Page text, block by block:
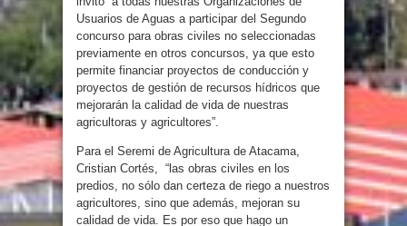
Usuarios de Aguas a participar del Segundo
concurso para obras civiles no seleccionadas
previamente en otros concursos, ya que esto
permite financiar proyectos de conducción y
proyectos de gestión de recursos hídricos que
mejorarán la calidad de vida de nuestras
agricultoras y agricultores”.
Para el Seremi de Agricultura de Atacama,
Cristian Cortés, “las obras civiles en los
predios, no sólo dan certeza de riego a nuestros
agricultores, sino que además, mejoran su
calidad de vida. Es por eso que hago un